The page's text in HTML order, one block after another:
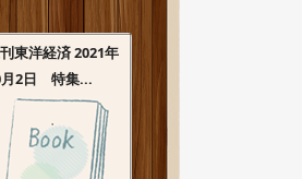
東洋経済 2021年
月2日 特集...